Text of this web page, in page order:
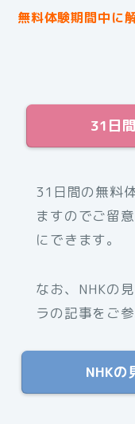
無料体験期間中に
31日
31日間の無料
ますのでご留
にできます。
なお、NHKの
ラの記事をご
NHKの